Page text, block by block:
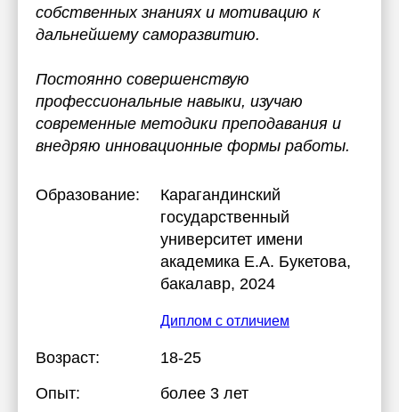
собственных знаниях и мотивацию к
дальнейшему саморазвитию.
Постоянно совершенствую
профессиональные навыки, изучаю
современные методики преподавания и
внедряю инновационные формы работы.
Образование:
Карагандинский
государственный
университет имени
академика Е.А. Букетова,
бакалавр, 2024
Диплом с отличием
Возраст:
18-25
Опыт:
более 3 лет